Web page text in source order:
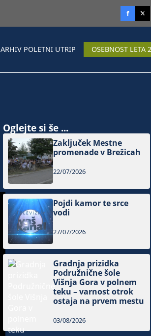
ARHIV POLETNI UTRIP OSEBNOST LETA
Oglejte si še ...
Zaključek Mestne
promenade v Brežicah
22/07/2026
Pojdi kamor te srce
vodi
27/07/2026
Gradnja prizidka
Podružnične šole
Višnja Gora v polnem
teku – varnost otrok
ostaja na prvem mestu
03/08/2026